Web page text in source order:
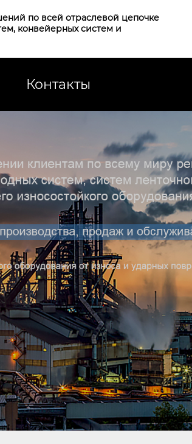
по всей отраслевой цепочке
конвейерных систем и
Контакты